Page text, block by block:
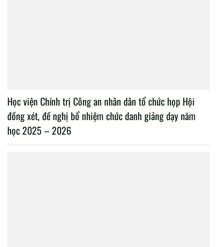
Học viện Chính trị Công an nhân dân tổ chức họp Hội
đồng xét, đề nghị bổ nhiệm chức danh giảng dạy năm
học 2025 – 2026